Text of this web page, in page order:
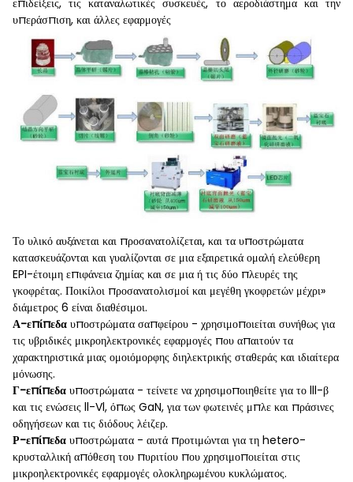
υπεράσπιση, και άλλες εφαρμογές
Το υλικό αυξάνεται και προσανατολίζεται, και τα υποστρώματα
κατασκευάζονται και γυαλίζονται σε μια εξαιρετικά ομαλή ελεύθερη
EPI-έτοιμη επιφάνεια ζημίας και σε μια ή τις δύο πλευρές της
γκοφρέτας. Ποικίλοι προσανατολισμοί και μεγέθη γκοφρετών μέχρι»
διάμετρος 6 είναι διαθέσιμοι.
Α-επίπεδα υποστρώματα σαπφείρου - χρησιμοποιείται συνήθως για
τις υβριδικές μικροηλεκτρονικές εφαρμογές που απαιτούν τα
χαρακτηριστικά μιας ομοιόμορφης διηλεκτρικής σταθεράς και ιδιαίτερα
μόνωσης.
Γ-επίπεδα υποστρώματα - τείνετε να χρησιμοποιηθείτε για το lll-β
και τις ενώσεις ll-Vl, όπως GaN, για των φωτεινές μπλε και πράσινες
οδηγήσεων και τις διόδους λέιζερ.
Ρ-επίπεδα υποστρώματα - αυτά προτιμώνται για τη hetero-
κρυσταλλική απόθεση του πυριτίου που χρησιμοποιείται στις
μικροηλεκτρονικές εφαρμογές ολοκληρωμένου κυκλώματος.